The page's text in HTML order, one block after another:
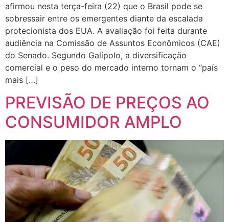
afirmou nesta terça-feira (22) que o Brasil pode se
sobressair entre os emergentes diante da escalada
protecionista dos EUA. A avaliação foi feita durante
audiência na Comissão de Assuntos Econômicos (CAE)
do Senado. Segundo Galípolo, a diversificação
comercial e o peso do mercado interno tornam o “país
mais […]
PREVISÃO DE PREÇOS AO
CONSUMIDOR AMPLO